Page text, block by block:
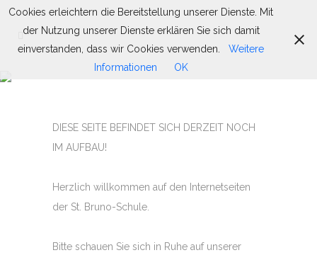
DIESE SEITE BEFINDET SICH DERZEIT NOCH
IM AUFBAU!
Herzlich willkommen auf den Internetseiten
der St. Bruno-Schule.
Bitte schauen Sie sich in Ruhe auf unserer
Cookies erleichtern die Bereitstellung unserer Dienste. Mit
der Nutzung unserer Dienste erklären Sie sich damit
einverstanden, dass wir Cookies verwenden.
Weitere
Informationen
OK